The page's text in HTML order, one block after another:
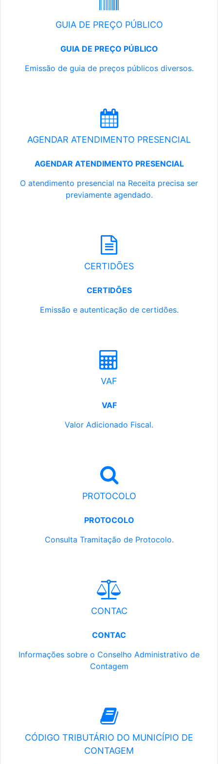
GUIA DE PREÇO PÚBLICO
GUIA DE PREÇO PÚBLICO
Emissão de guia de preços públicos diversos.
AGENDAR ATENDIMENTO PRESENCIAL
AGENDAR ATENDIMENTO PRESENCIAL
O atendimento presencial na Receita precisa ser
previamente agendado.
CERTIDÕES
CERTIDÕES
Emissão e autenticação de certidões.
VAF
VAF
Valor Adicionado Fiscal.
PROTOCOLO
PROTOCOLO
Consulta Tramitação de Protocolo.
CONTAC
CONTAC
Informações sobre o Conselho Administrativo de
Contagem
CÓDIGO TRIBUTÁRIO DO MUNICÍPIO DE
CONTAGEM